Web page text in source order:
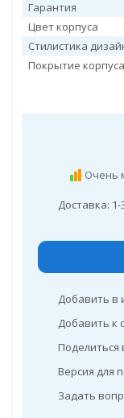
Гарантия
Цвет корпуса
Стилистика
Покрытие корпуса
Очень
Доставка: 1-
Добавить в
Добавить к
Поделиться
Версия для
Задать